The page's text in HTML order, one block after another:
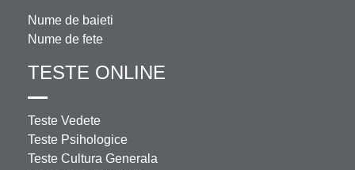
Nume de baieti
Nume de fete
TESTE ONLINE
Teste Vedete
Teste Psihologice
Teste Cultura Generala